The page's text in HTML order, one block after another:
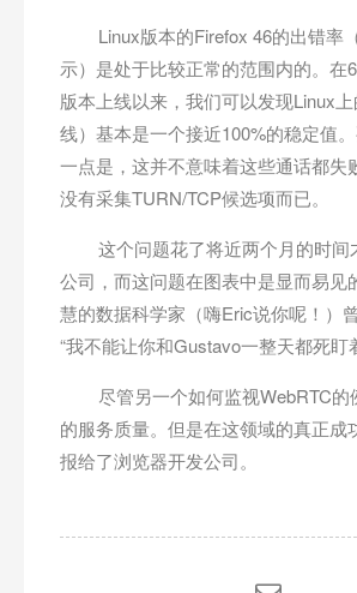
Linux版本的Firefox 46的出错率
示）是处于比较正常的范围内的。在
版本上线以来，我们可以发现Linux
线）基本是一个接近100%的稳定值
一点是，这并不意味着这些通话都失
没有采集TURN/TCP候选项而已。
这个问题花了将近两个月的时间
公司，而这问题在图表中是显而易见
慧的数据科学家（嗨Eric说你呢！）
“我不能让你和Gustavo一整天都死盯
尽管另一个如何监视WebRTC的
的服务质量。但是在这领域的真正成
报给了浏览器开发公司。